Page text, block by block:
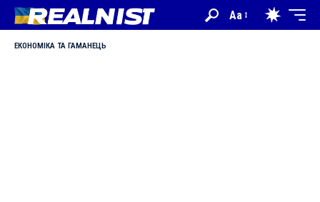
Aa
ЕКОНОМІКА ТА ГАМАНЕЦЬ